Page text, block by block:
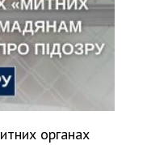
органах